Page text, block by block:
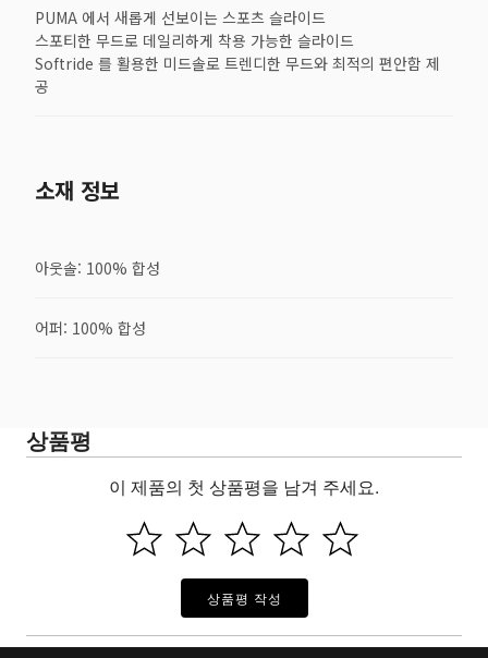
PUMA 에서 새롭게 선보이는 스포츠 슬라이드
스포티한 무드로 데일리하게 착용 가능한 슬라이드
Softride 를 활용한 미드솔로 트렌디한 무드와 최적의 편안함 제
공
소재 정보
아웃솔: 100% 합성
어퍼: 100% 합성
상품평
이 제품의 첫 상품평을 남겨 주세요.
상품평 작성